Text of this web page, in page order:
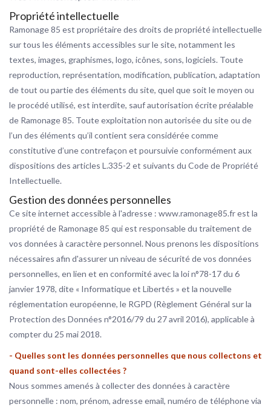
Propriété intellectuelle
Ramonage 85 est propriétaire des droits de propriété intellectuelle
sur tous les éléments accessibles sur le site, notamment les
textes, images, graphismes, logo, icônes, sons, logiciels. Toute
reproduction, représentation, modification, publication, adaptation
de tout ou partie des éléments du site, quel que soit le moyen ou
le procédé utilisé, est interdite, sauf autorisation écrite préalable
de Ramonage 85. Toute exploitation non autorisée du site ou de
l’un des éléments qu’il contient sera considérée comme
constitutive d’une contrefaçon et poursuivie conformément aux
dispositions des articles L.335-2 et suivants du Code de Propriété
Intellectuelle.
Gestion des données personnelles
Ce site internet accessible à l'adresse : www.ramonage85.fr est la
propriété de Ramonage 85 qui est responsable du traitement de
vos données à caractère personnel. Nous prenons les dispositions
nécessaires afin d'assurer un niveau de sécurité de vos données
personnelles, en lien et en conformité avec la loi n°78-17 du 6
janvier 1978, dite « Informatique et Libertés » et la nouvelle
réglementation européenne, le RGPD (Règlement Général sur la
Protection des Données n°2016/79 du 27 avril 2016), applicable à
compter du 25 mai 2018.
- Quelles sont les données personnelles que nous collectons et
quand sont-elles collectées ?
Nous sommes amenés à collecter des données à caractère
personnelle : nom, prénom, adresse email, numéro de téléphone via